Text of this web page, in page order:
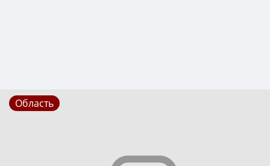
Область